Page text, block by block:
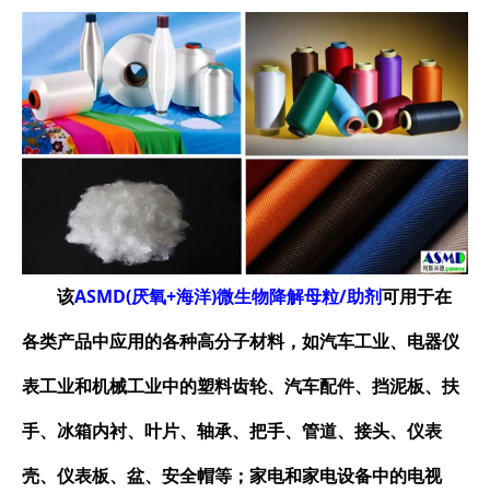
该ASMD(厌氧+海洋)微生物降解母粒/助剂可用于在
各类产品中应用的各种高分子材料，如汽车工业、电器仪
表工业和机械工业中的塑料齿轮、汽车配件、挡泥板、扶
手、冰箱内衬、叶片、轴承、把手、管道、接头、仪表
壳、仪表板、盆、安全帽等；家电和家电设备中的电视